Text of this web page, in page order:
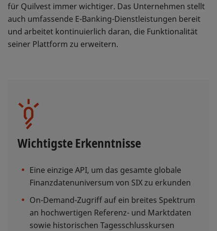
für Quilvest immer wichtiger. Das Unternehmen stellt
auch umfassende E-Banking-Dienstleistungen bereit
und arbeitet kontinuierlich daran, die Funktionalität
seiner Plattform zu erweitern.
Wichtigste Erkenntnisse
Eine einzige API, um das gesamte globale
Finanzdatenuniversum von SIX zu erkunden
On-Demand-Zugriff auf ein breites Spektrum
an hochwertigen Referenz- und Marktdaten
sowie historischen Tagesschlusskursen